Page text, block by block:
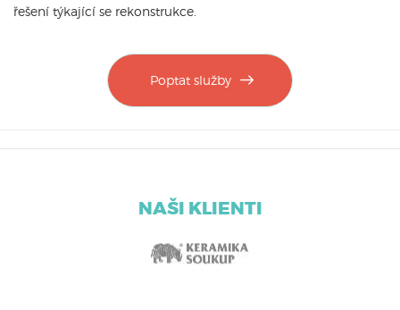
řešení týkající se rekonstrukce.
Poptat služby
NAŠI KLIENTI